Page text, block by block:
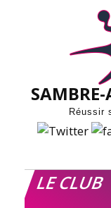
Réussir
LE CLUB